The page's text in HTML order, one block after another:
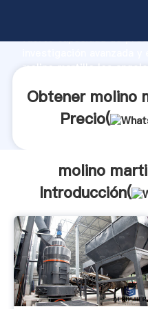
fuerte capacidad de
molino martillo los
Obtener molino
Precio(
molino
Introducción(